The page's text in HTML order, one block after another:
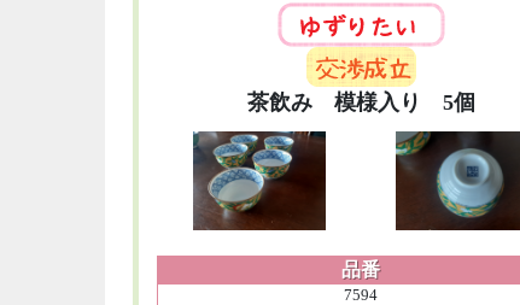
茶飲み 模様入り 5個
品番
7594